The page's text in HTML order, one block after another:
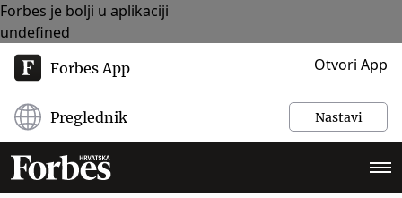
Forbes je bolji u aplikaciji
undefined
Forbes App Otvori App
Preglednik Nastavi